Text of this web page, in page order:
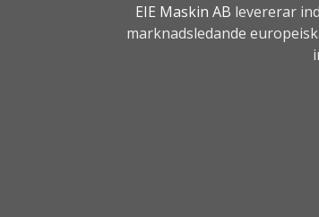
EIE Maskin AB levererar
marknadsledande